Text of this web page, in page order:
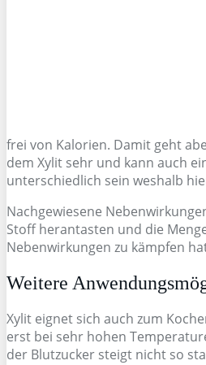
frei von Kalorien. Damit geht
dem Xylit sehr und kann auch
unterschiedlich sein weshalb
Nachgewiesene
Stoff herantasten und die
Nebenwirkungen zu kämpfen
Weitere
Xylit eignet sich auch zum
erst bei sehr hohen
der Blutzucker steigt nicht so